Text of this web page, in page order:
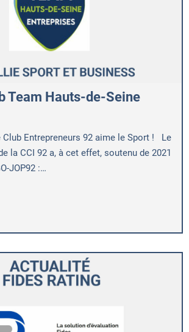
Team Hauts-de-Seine
Club Entrepreneurs 92 aime le Sport ! Le
la CCI 92 a, à cet effet, soutenu de 2021
JOP92 :…